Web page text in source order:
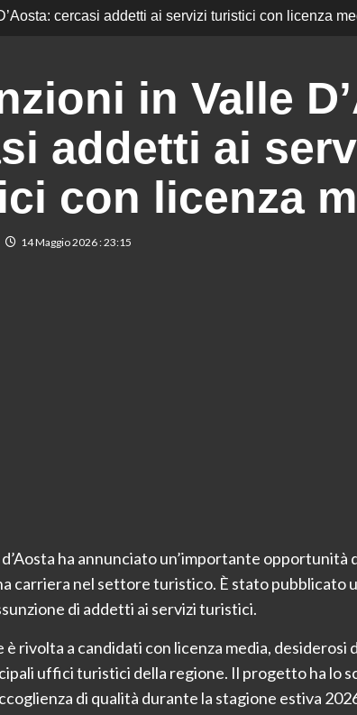
cercasi addetti ai servizi turistici con licenza
in Valle
addetti ai
con licenza
14 Maggio 2026 : 23:15
d’Aosta ha annunciato un’importante opportunità
carriera nel settore turistico. È stato pubblicato
di addetti ai servizi turistici.
è rivolta a candidati con licenza media, desiderosi
uffici turistici della regione. Il progetto ha lo
di qualità durante la stagione estiva